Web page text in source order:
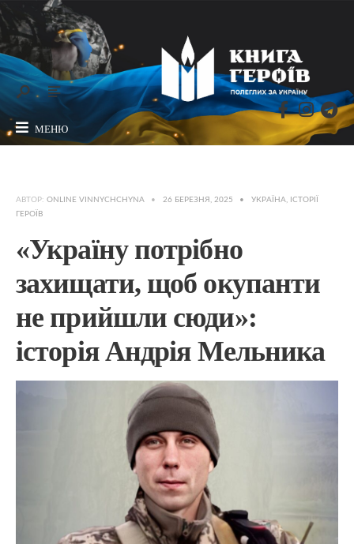
МЕНЮ
АВТОР: ONLINE VINNYCHCHYNA • 26 БЕРЕЗНЯ, 2025 • УКРАЇНА, ІСТОРІЇ
ГЕРОЇВ
«Україну потрібно
захищати, щоб окупанти
не прийшли сюди»:
історія Андрія Мельника